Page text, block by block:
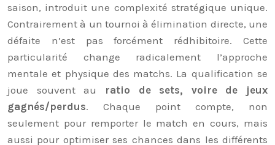
saison, introduit une complexité stratégique unique.
Contrairement à un tournoi à élimination directe, une
défaite n’est pas forcément rédhibitoire. Cette
particularité change radicalement l’approche
mentale et physique des matchs. La qualification se
joue souvent au
ratio de sets, voire de jeux
gagnés/perdus. Chaque point compte, non
seulement pour remporter le match en cours, mais
aussi pour optimiser ses chances dans les différents